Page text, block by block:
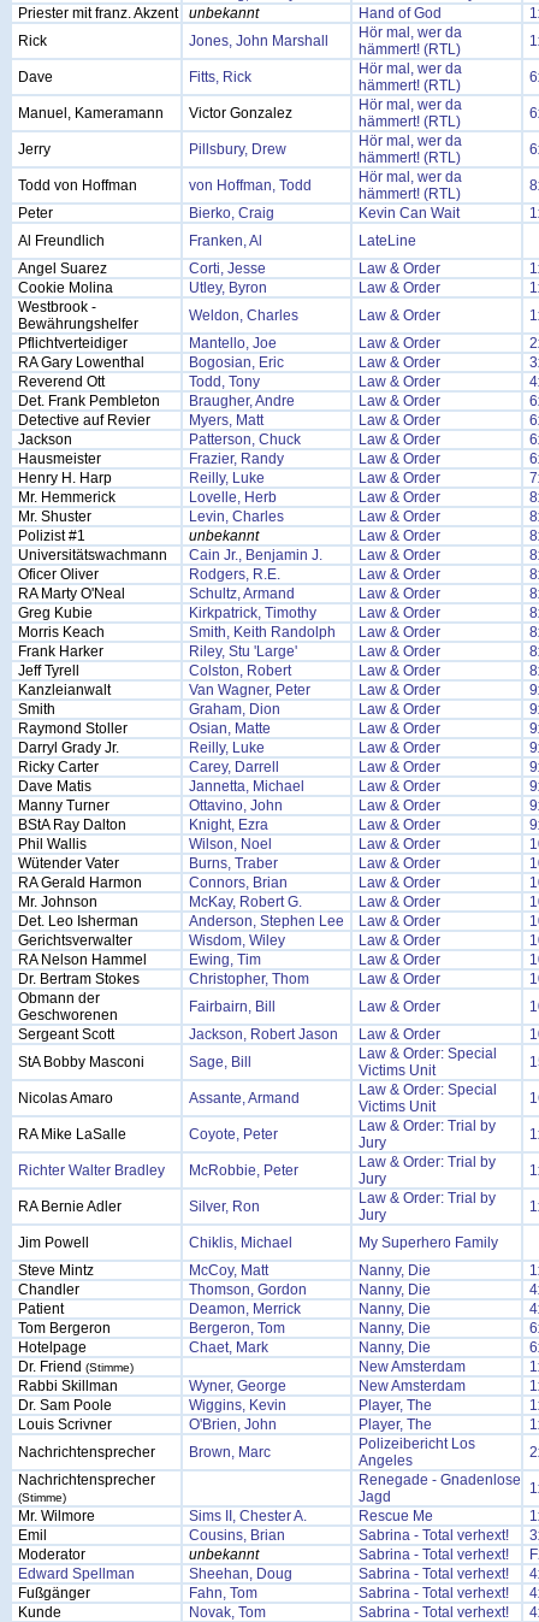
Priester mit franz. Akzent
unbekannt Hand of God
Rick
Jones, John Marshall
Hör mal, wer da
hämmert! (RTL)
Dave Fitts, Rick
Hör mal, wer da
hämmert! (RTL)
Manuel, Kameramann Victor Gonzalez
Hör mal, wer da
hämmert! (RTL)
Jerry Pillsbury, Drew
Hör mal, wer da
hämmert! (RTL)
Todd von Hoffman von Hoffman, Todd
Hör mal, wer da
hämmert! (RTL)
Peter
Bierko, Craig Kevin Can Wait
Al Freundlich
Franken, Al
LateLine
Angel Suarez
Corti, Jesse Law & Order
Cookie Molina
Utley, Byron Law & Order
Westbrook -
Bewährungshelfer
Weldon, Charles Law & Order
Pflichtverteidiger
Mantello, Joe Law & Order
RA Gary Lowenthal
Bogosian, Eric Law & Order
Reverend Ott
Todd, Tony Law & Order
Det. Frank Pembleton
Braugher, Andre Law & Order
Detective auf Revier
Myers, Matt Law & Order
Jackson
Patterson, Chuck Law & Order
Hausmeister
Frazier, Randy Law & Order
Henry H. Harp
Reilly, Luke Law & Order
Mr. Hemmerick
Lovelle, Herb Law & Order
Mr. Shuster
Levin, Charles Law & Order
Polizist #1
unbekannt Law & Order
Universitätswachmann
Cain Jr., Benjamin J. Law & Order
Oficer Oliver
Rodgers, R.E. Law & Order
RA Marty O'Neal
Schultz, Armand Law & Order
Greg Kubie
Kirkpatrick, Timothy Law & Order
Morris Keach
Smith, Keith Randolph Law & Order
Frank Harker
Riley, Stu 'Large' Law & Order
Jeff Tyrell
Colston, Robert Law & Order
Kanzleianwalt
Van Wagner, Peter Law & Order
Smith
Graham, Dion Law & Order
Raymond Stoller
Osian, Matte Law & Order
Darryl Grady Jr.
Reilly, Luke Law & Order
Ricky Carter
Carey, Darrell Law & Order
Dave Matis
Jannetta, Michael Law & Order
Manny Turner
Ottavino, John Law & Order
BStA Ray Dalton
Knight, Ezra Law & Order
Phil Wallis
Wilson, Noel Law & Order
Wütender Vater
Burns, Traber Law & Order
RA Gerald Harmon
Connors, Brian Law & Order
Mr. Johnson
McKay, Robert G. Law & Order
Det. Leo Isherman
Anderson, Stephen Lee Law & Order
Gerichtsverwalter
Wisdom, Wiley Law & Order
RA Nelson Hammel
Ewing, Tim Law & Order
Dr. Bertram Stokes
Christopher, Thom Law & Order
Obmann der
Geschworenen
Fairbairn, Bill Law & Order
Sergeant Scott
Jackson, Robert Jason Law & Order
StA Bobby Masconi
Sage, Bill
Law & Order: Special
Victims Unit
Nicolas Amaro Assante, Armand
Law & Order: Special
Victims Unit
RA Mike LaSalle Coyote, Peter
Law & Order: Trial by
Jury
Richter Walter Bradley McRobbie, Peter
Law & Order: Trial by
Jury
RA Bernie Adler Silver, Ron
Law & Order: Trial by
Jury
Jim Powell Chiklis, Michael
My Superhero Family
Steve Mintz
McCoy, Matt Nanny, Die
Chandler
Thomson, Gordon Nanny, Die
Patient
Deamon, Merrick Nanny, Die
Tom Bergeron
Bergeron, Tom Nanny, Die
Hotelpage
Chaet, Mark Nanny, Die
Dr. Friend (Stimme) New Amsterdam
Rabbi Skillman
Wyner, George New Amsterdam
Dr. Sam Poole
Wiggins, Kevin Player, The
Louis Scrivner
O'Brien, John Player, The
Nachrichtensprecher
Brown, Marc
Polizeibericht Los
Angeles
Nachrichtensprecher
(Stimme)
Renegade - Gnadenlose
Jagd
Mr. Wilmore
Sims II, Chester A. Rescue Me
Emil
Cousins, Brian Sabrina - Total verhext!
Moderator
unbekannt Sabrina - Total verhext!
Edward Spellman
Sheehan, Doug Sabrina - Total verhext!
Fußgänger
Fahn, Tom Sabrina - Total verhext!
Kunde
Novak, Tom Sabrina - Total verhext!